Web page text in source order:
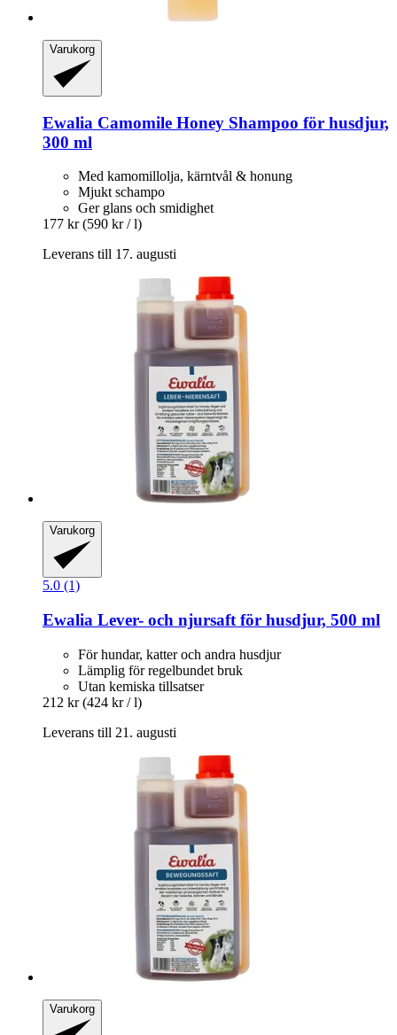
Varukorg
Ewalia Camomile Honey Shampoo för husdjur,
300 ml
Med kamomillolja, kärntvål & honung
Mjukt schampo
Ger glans och smidighet
177 kr (590 kr / l)
Leverans till 17. augusti
Varukorg
5.0 (1)
Ewalia Lever-​ och njursaft för husdjur, 500 ml
För hundar, katter och andra husdjur
Lämplig för regelbundet bruk
Utan kemiska tillsatser
212 kr (424 kr / l)
Leverans till 21. augusti
Varukorg